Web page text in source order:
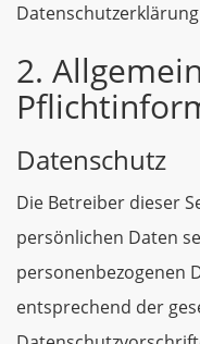
2.
Datenschutz
Die Betreiber dieser
persönlichen Daten
personenbezogenen
entsprechend der